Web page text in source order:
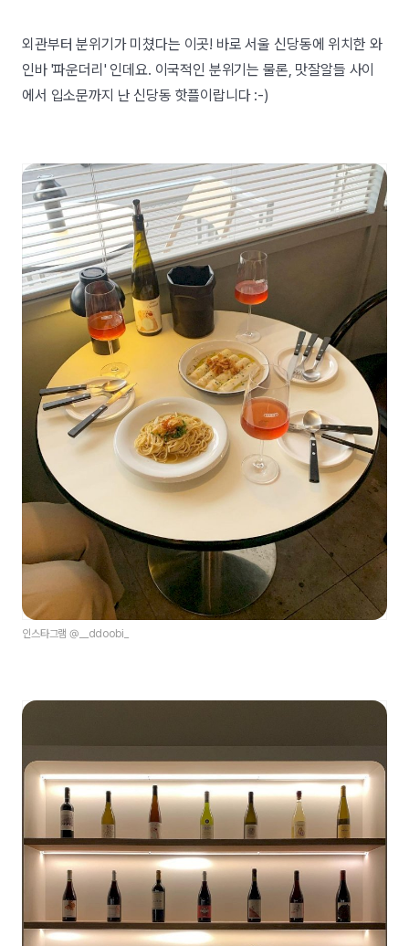
외관부터 분위기가 미쳤다는 이곳! 바로 서울 신당동에 위치한 와
인바 '파운더리' 인데요. 이국적인 분위기는 물론, 맛잘알들 사이
에서 입소문까지 난 신당동 핫플이랍니다 :-)
인스타그램 @__ddoobi_